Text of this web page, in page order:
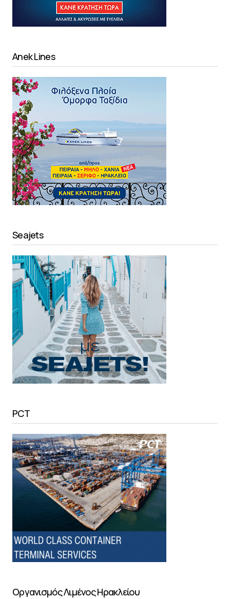
Anek Lines
Seajets
PCT
Οργανισμός Λιμένος Ηρακλείου